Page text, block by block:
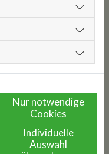
Nur notwendige
Cookies
Individuelle
Auswahl